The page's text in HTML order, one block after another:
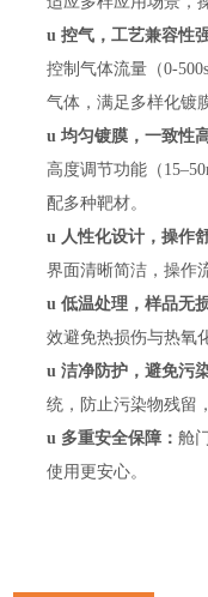
u控气，工艺兼容性
控制气体流量（0-
气体，满足多样化镀
u均匀镀膜，一致性
高度调节功能（
配多种靶材。
u 人性化设计，操作
界面清晰简洁，操作
u低温处理，样品无
效避免热损伤与热氧
u洁净防护，避免污
统，防止污染物残留
u 多重安全保障：舱
使用更安心。